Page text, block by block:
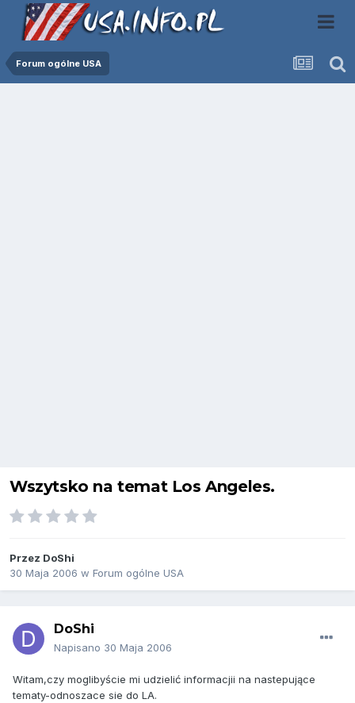
Forum ogólne USA
Wszytsko na temat Los Angeles.
Przez DoShi
30 Maja 2006 w Forum ogólne USA
DoShi
Napisano 30 Maja 2006
Witam,czy moglibyście mi udzielić informacjii na nastepujące
tematy-odnoszace sie do LA.